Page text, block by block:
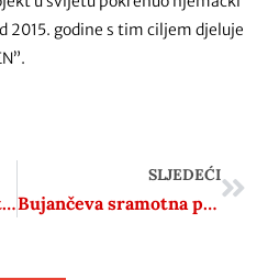
2015. godine s tim ciljem djeluje
Razvoj zapadnog svijeta – od 18. stoljeća do danas
SLJEDEĆI
Bujančeva sramotna poruka Miloradu Pupovcu